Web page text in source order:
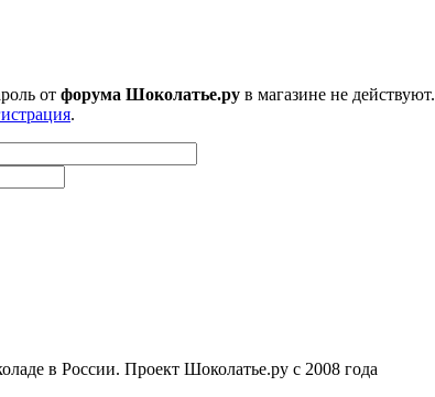
от форума Шоколатье.ру в магазине не действуют.
.
в России. Проект Шоколатье.ру с 2008 года